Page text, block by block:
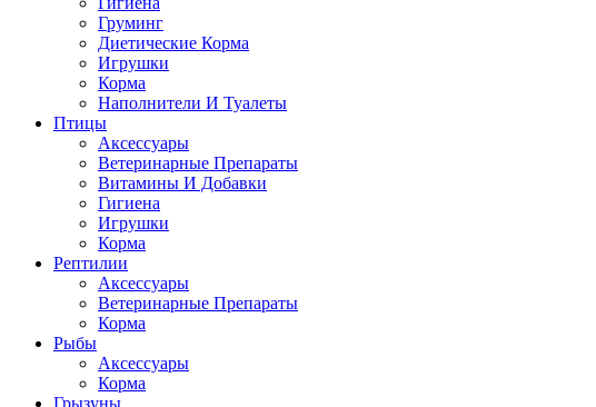
Груминг
Диетические Корма
Игрушки
Корма
Наполнители И Туалеты
Птицы
Аксессуары
Ветеринарные Препараты
Витамины И Добавки
Гигиена
Игрушки
Корма
Рептилии
Аксессуары
Ветеринарные Препараты
Корма
Рыбы
Аксессуары
Корма
Грызуны